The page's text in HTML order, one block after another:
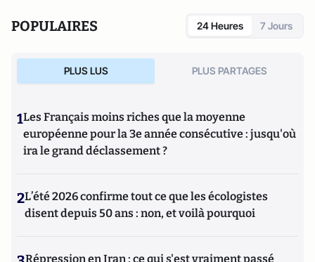
POPULAIRES 24 Heures 7 Jours
PLUS LUS PLUS PARTAGES
1Les Français moins riches que la moyenne
européenne pour la 3e année consécutive : jusqu'où
ira le grand déclassement ?
2L’été 2026 confirme tout ce que les écologistes
disent depuis 50 ans : non, et voilà pourquoi
Répression en Iran : ce qui s'est vraiment passé